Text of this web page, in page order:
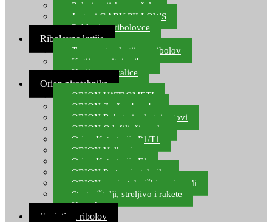
Polarizacijske naočale
Jastuci GABY PILLOWS
Pokloni za ribolovce
Ribolovne kutije
Transportne kutije za ribolov
Kutije za sitni pribor
Kutije za varalice
Orion pirotehnika
ORION VATROMETI
ORION Zračne bombe
ORION Rakete i raketni setovi
ORION Odašiljači zvuka
Orion Kategorija P1/T1
ORION Vulkani
Orion Kategorija F1
ORION Party pirotehnika
ORION nepirotehnički proizvodi
Start pištolji, streljivo i rakete
Kontakt
Savjeti za ribolov